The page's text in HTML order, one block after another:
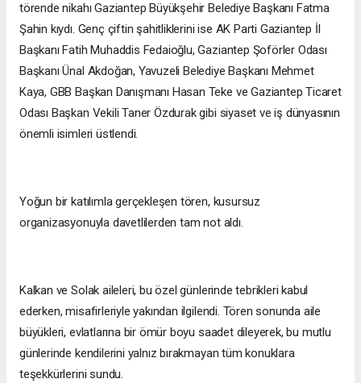
törende nikahı Gaziantep Büyükşehir Belediye Başkanı Fatma
Şahin kıydı. Genç çiftin şahitliklerini ise AK Parti Gaziantep İl
Başkanı Fatih Muhaddis Fedaioğlu, Gaziantep Şoförler Odası
Başkanı Ünal Akdoğan, Yavuzeli Belediye Başkanı Mehmet
Kaya, GBB Başkan Danışmanı Hasan Teke ve Gaziantep Ticaret
Odası Başkan Vekili Taner Özdurak gibi siyaset ve iş dünyasının
önemli isimleri üstlendi.
Yoğun bir katılımla gerçekleşen tören, kusursuz
organizasyonuyla davetlilerden tam not aldı.
Kalkan ve Solak aileleri, bu özel günlerinde tebrikleri kabul
ederken, misafirleriyle yakından ilgilendi. Tören sonunda aile
büyükleri, evlatlarına bir ömür boyu saadet dileyerek, bu mutlu
günlerinde kendilerini yalnız bırakmayan tüm konuklara
teşekkürlerini sundu.